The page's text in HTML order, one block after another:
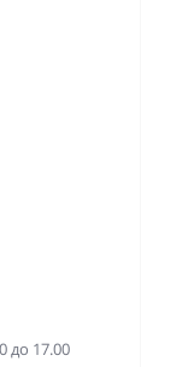
до 17.00